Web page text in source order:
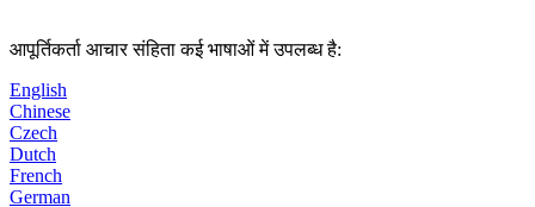
आपूर्तिकर्ता आचार संहिता कई भाषाओं में उपलब्ध है:
English
Chinese
Czech
Dutch
French
German